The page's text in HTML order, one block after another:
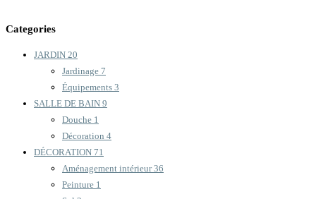
Categories
JARDIN 20
Jardinage 7
Équipements 3
SALLE DE BAIN 9
Douche 1
Décoration 4
DÉCORATION 71
Aménagement intérieur36
Peinture 1